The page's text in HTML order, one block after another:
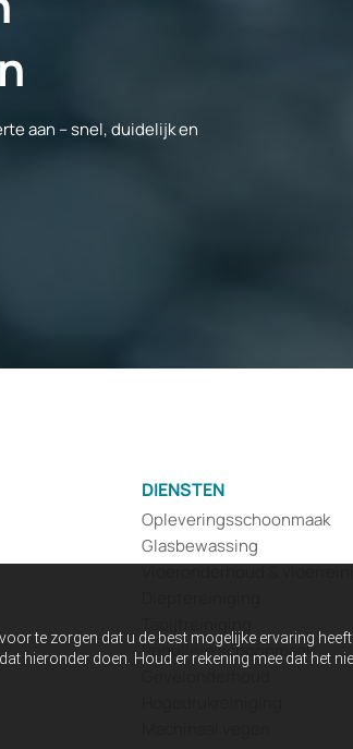
te zorgen dat u de best mogelijke ervaring
hieronder doen. Houd er rekening mee dat het
aan – snel, duidelijk en
DIENSTEN
Opleveringsschoonmaak
Glasbewassing
Reguliere schoonmaak